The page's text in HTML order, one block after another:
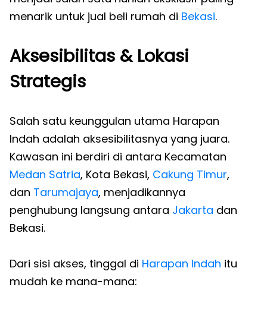
menarik untuk jual beli rumah di Bekasi.
Aksesibilitas & Lokasi
Strategis
Salah satu keunggulan utama Harapan
Indah adalah aksesibilitasnya yang juara.
Kawasan ini berdiri di antara Kecamatan
Medan Satria, Kota Bekasi, Cakung Timur,
dan Tarumajaya, menjadikannya
penghubung langsung antara Jakarta dan
Bekasi.
Dari sisi akses, tinggal di Harapan Indah itu
mudah ke mana-mana: